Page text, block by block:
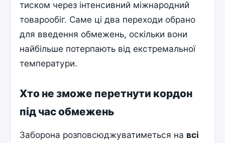
тиском через інтенсивний міжнародний
товарообіг. Саме ці два переходи обрано
для введення обмежень, оскільки вони
найбільше потерпають від екстремальної
температури.
Хто не зможе перетнути кордон
під час обмежень
Заборона розповсюджуватиметься на всі